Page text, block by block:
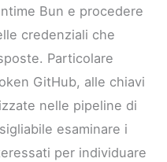
Bun e procedere
credenziali che
Particolare
GitHub, alle chiavi
nelle pipeline di
esaminare i
per individuare